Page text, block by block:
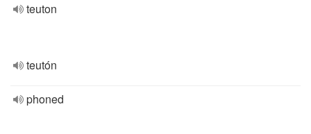
teuton
teutón
phoned